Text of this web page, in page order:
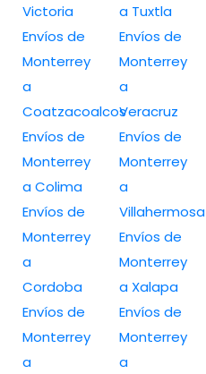
Victoria
Envíos de
Monterrey
a
Coatzacoalcos
Envíos de
Monterrey
a Colima
Envíos de
Monterrey
a
Cordoba
Envíos de
Monterrey
a
a Tuxtla
Envíos de
Monterrey
a
Veracruz
Envíos de
Monterrey
a
Villahermosa
Envíos de
Monterrey
a Xalapa
Envíos de
Monterrey
a